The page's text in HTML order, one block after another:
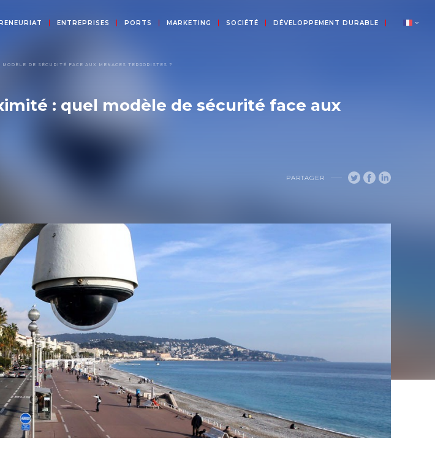
ENTREPRISES PORTS MARKETING SOCIÉTÉ
DÉVELOPPEMENT DURABLE
DE SÉCURITÉ FACE AUX MENACES TERRORISTES ?
: quel modèle de sécurité face aux
PARTAGER